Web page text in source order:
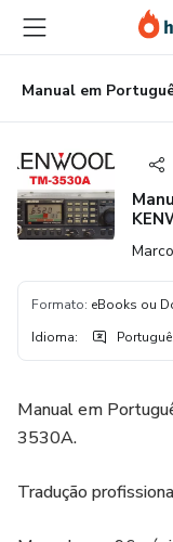
para
conteúdo
principal
para
pagamento
para
rodapé
Formato: eBooks ou
Idioma:
Manual em
3530A.
Tradução